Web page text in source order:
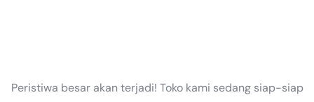
Peristiwa besar akan terjadi! Toko kami sedang siap-siap